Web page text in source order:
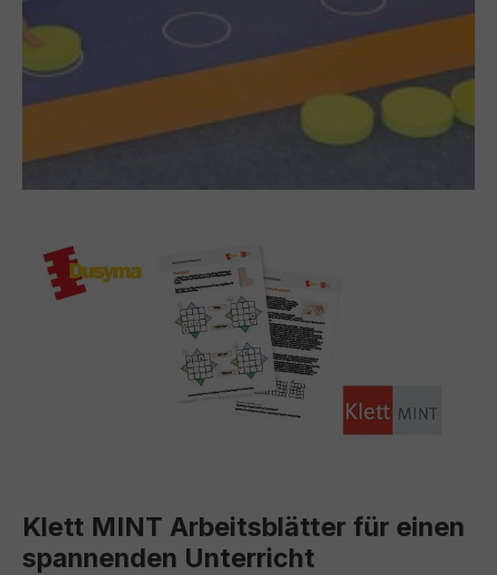
Klett MINT Arbeitsblätter für einen
spannenden Unterricht